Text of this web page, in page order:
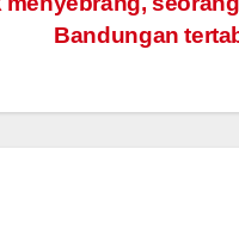
Bandungan